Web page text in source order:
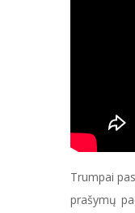
Trumpai
prašymų